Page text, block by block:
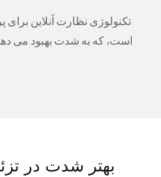
تکنولوژی نظارت آنلاین
است، که به شدت بهبود می
بهتر شدت در